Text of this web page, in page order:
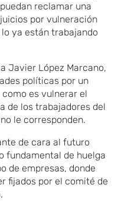
reclamar una
por vulneración
ya están trabajando
Javier López Marcano,
políticas por un
es vulnerar el
de los trabajadores del
le corresponden.
de cara al futuro
fundamental de huelga
de empresas, donde
fijados por el comité de